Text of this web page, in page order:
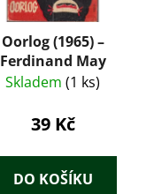
Oorlog (1965) –
Ferdinand May
Skladem (1 ks)
39 Kč
DO KOŠÍKU